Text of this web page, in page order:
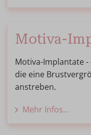
Motiva-
Motiva-Implantate
die eine
anstreben.
Mehr Infos...